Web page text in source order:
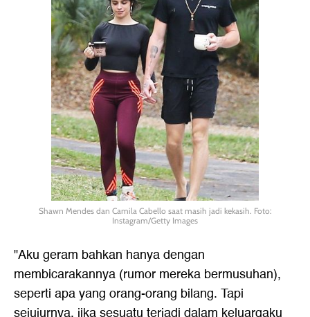
Shawn Mendes dan Camila Cabello saat masih jadi kekasih. Foto:
Instagram/Getty Images
"Aku geram bahkan hanya dengan
membicarakannya (rumor mereka bermusuhan),
seperti apa yang orang-orang bilang. Tapi